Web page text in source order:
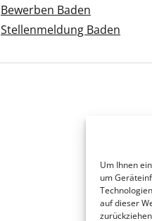
Um Ihnen
um
auf dieser
Bewerben Baden
Stellenmeldung Baden